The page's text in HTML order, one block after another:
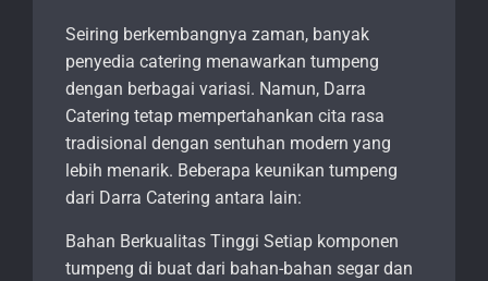
Seiring berkembangnya zaman, banyak
penyedia catering menawarkan tumpeng
dengan berbagai variasi. Namun, Darra
Catering tetap mempertahankan cita rasa
tradisional dengan sentuhan modern yang
lebih menarik. Beberapa keunikan tumpeng
dari Darra Catering antara lain:
Bahan Berkualitas Tinggi Setiap komponen
tumpeng di buat dari bahan-bahan segar dan